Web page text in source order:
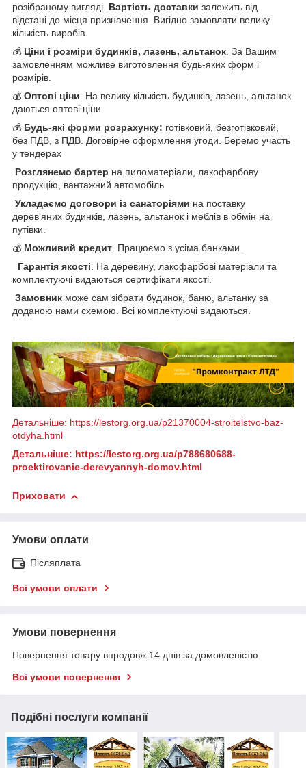
розібраному вигляді. Вартість доставки залежить від
відстані до місця призначення. Вигідно замовляти велику
кількість виробів.
💰 Ціни і розміри будинків, лазень, альтанок . За Вашим
замовленням можливе виготовлення будь-яких форм і
розмірів.
💰 Оптові ціни . На велику кількість будинків, лазень, альтанок
даються оптові ціни
💰 Будь-які форми розрахунку: готівковий, безготівковий,
без ПДВ, з ПДВ. Договірне оформлення угоди. Беремо участь
у тендерах
Розглянемо бартер на пиломатеріали, лакофарбову
продукцію, вантажний автомобіль
Укладаємо договори із санаторіями на поставку
дерев'яних будинків, лазень, альтанок і меблів в обмін на
путівки.
💰 Можливий кредит . Працюємо з усіма банками.
Гарантія якості . На деревину, лакофарбові матеріали та
комплектуючі видаються сертифікати якості.
Замовник може сам зібрати будинок, баню, альтанку за
доданою нами схемою. Всі комплектуючі видаються.
Детальніше: https://lestorg.org.ua/p21370004-stroitelstvo-baz-
otdyha.html
Детальніше: https://lestorg.org.ua/p788680688-
proektirovanie-derevyannyh-domov.html
Приховати
Умови оплати
Післяплата
Всі умови оплати
Умови повернення
Повернення товару впродовж 14 днів за домовленістю
Всі умови повернення
Подібні послуги компанії